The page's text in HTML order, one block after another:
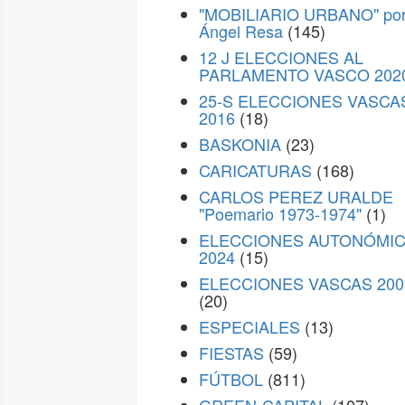
"MOBILIARIO URBANO"
Ángel Resa (145)
12 J ELECCIONES AL
PARLAMENTO VASCO
25-S ELECCIONES
2016 (18)
BASKONIA (23)
CARICATURAS (168)
CARLOS PEREZ URALDE
"Poemario 1973-1974" (1)
ELECCIONES
2024 (15)
ELECCIONES VASCAS
(20)
ESPECIALES (13)
FIESTAS (59)
FÚTBOL (811)